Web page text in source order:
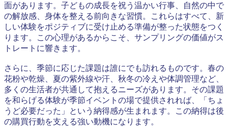
面があります。子どもの成長を祝う温かい行事、自然の中で
の解放感、身体を整える前向きな習慣。これらはすべて、新
しい体験をポジティブに受け止める準備が整った状態をつく
ります。この心理があるからこそ、サンプリングの価値がス
トレートに響きます。
さらに、季節に応じた課題は誰にでも訪れるものです。春の
花粉や乾燥、夏の紫外線や汗、秋冬の冷えや体調管理など、
多くの生活者が共通して抱えるニーズがあります。その課題
を和らげる体験が季節イベントの場で提供されれば、「ちょ
うど必要だった」という納得感が生まれます。この納得は後
の購買行動を支える強い動機になります。